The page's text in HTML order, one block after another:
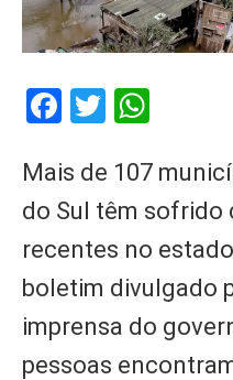
Facebook
Twitter
Mais de 107
do Sul têm sofrido
recentes no
boletim divulgado
imprensa do
pessoas